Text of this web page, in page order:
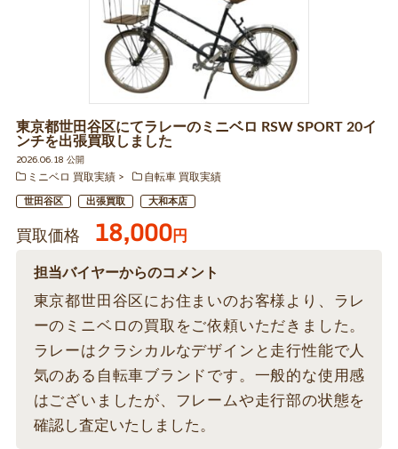
東京都世田谷区にてラレーのミニベロ RSW SPORT 20イ
ンチを出張買取しました
2026.06.18 公開
ミニベロ 買取実績
自転車 買取実績
世田谷区 出張買取 大和本店
買取価格 18,000円
担当バイヤーからのコメント
東京都世田谷区にお住まいのお客様より、ラレ
ーのミニベロの買取をご依頼いただきました。
ラレーはクラシカルなデザインと走行性能で人
気のある自転車ブランドです。一般的な使用感
はございましたが、フレームや走行部の状態を
確認し査定いたしました。